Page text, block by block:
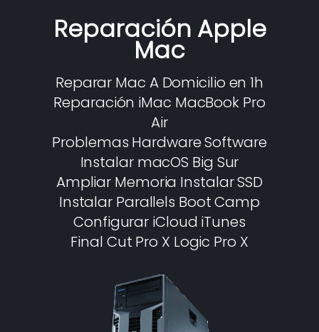
Reparación Apple
Mac
Reparar Mac A Domicilio en 1h
Reparación iMac MacBook Pro
Air
Problemas Hardware Software
Instalar macOS Big Sur
Ampliar Memoria Instalar SSD
Instalar Parallels Boot Camp
Configurar iCloud iTunes
Final Cut Pro X Logic Pro X